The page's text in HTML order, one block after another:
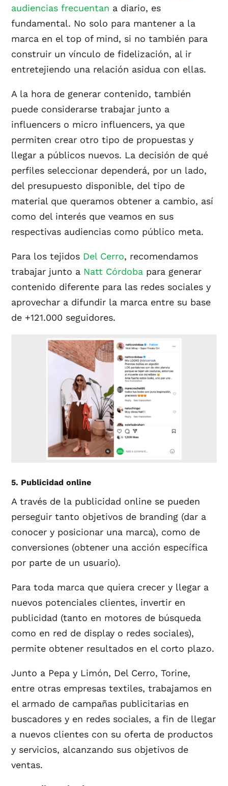
audiencias frecuentan a diario, es
fundamental. No solo para mantener a la
marca en el top of mind, si no también para
construir un vínculo de fidelización, al ir
entretejiendo una relación asidua con ellas.
A la hora de generar contenido, también
puede considerarse trabajar junto a
influencers o micro influencers, ya que
permiten crear otro tipo de propuestas y
llegar a públicos nuevos. La decisión de qué
perfiles seleccionar dependerá, por un lado,
del presupuesto disponible, del tipo de
material que queramos obtener a cambio, así
como del interés que veamos en sus
respectivas audiencias como público meta.
Para los tejidos Del Cerro, recomendamos
trabajar junto a Natt Córdoba para generar
contenido diferente para las redes sociales y
aprovechar a difundir la marca entre su base
de +121.000 seguidores.
5. Publicidad online
A través de la publicidad online se pueden
perseguir tanto objetivos de branding (dar a
conocer y posicionar una marca), como de
conversiones (obtener una acción específica
por parte de un usuario).
Para toda marca que quiera crecer y llegar a
nuevos potenciales clientes, invertir en
publicidad (tanto en motores de búsqueda
como en red de display o redes sociales),
permite obtener resultados en el corto plazo.
Junto a Pepa y Limón, Del Cerro, Torine,
entre otras empresas textiles, trabajamos en
el armado de campañas publicitarias en
buscadores y en redes sociales, a fin de llegar
a nuevos clientes con su oferta de productos
y servicios, alcanzando sus objetivos de
ventas.